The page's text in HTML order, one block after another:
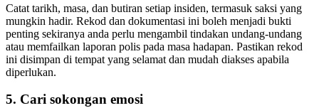
Catat tarikh, masa, dan butiran setiap insiden, termasuk saksi yang
mungkin hadir. Rekod dan dokumentasi ini boleh menjadi bukti
penting sekiranya anda perlu mengambil tindakan undang-undang
atau memfailkan laporan polis pada masa hadapan. Pastikan rekod
ini disimpan di tempat yang selamat dan mudah diakses apabila
diperlukan.
5. Cari sokongan emosi